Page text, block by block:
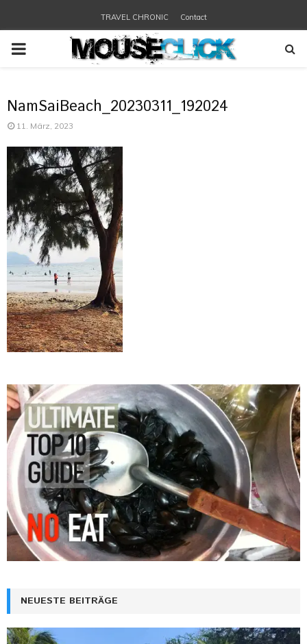
TRAVEL CHRONIC Contact
PRIMARY
NamSaiBeach_20230311_192024
11. März, 2023
NEUESTE BEITRÄGE